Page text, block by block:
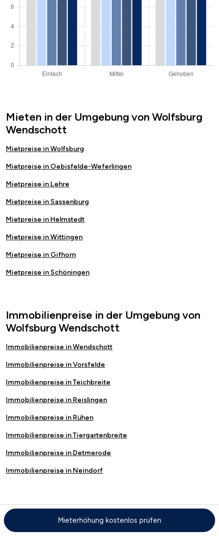
Mieten in der Umgebung von Wolfsburg
Wendschott
Mietpreise in Wolfsburg
Mietpreise in Oebisfelde-Weferlingen
Mietpreise in Lehre
Mietpreise in Sassenburg
Mietpreise in Helmstedt
Mietpreise in Wittingen
Mietpreise in Gifhorn
Mietpreise in Schöningen
Immobilienpreise in der Umgebung von
Wolfsburg Wendschott
Immobilienpreise in Wendschott
Immobilienpreise in Vorsfelde
Immobilienpreise in Teichbreite
Immobilienpreise in Reislingen
Immobilienpreise in Rühen
Immobilienpreise in Tiergartenbreite
Immobilienpreise in Detmerode
Immobilienpreise in Neindorf
Immobiliensuche in Wendschott
Immobilien in Wolfsburg
Mieterhöhung kostenlos prüfen